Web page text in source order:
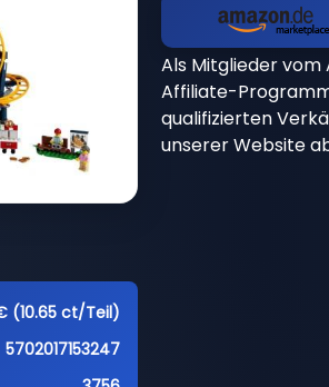
(10.65 ct/Teil)
5702017153247
Als Mitglieder
Affiliate-
qualifizierten
unserer Website